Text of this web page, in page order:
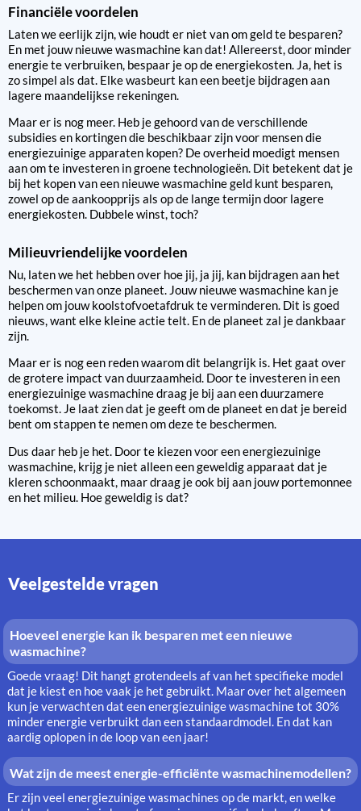
Financiële voordelen
Laten we eerlijk zijn, wie houdt er niet van om geld te besparen?
En met jouw nieuwe wasmachine kan dat! Allereerst, door minder
energie te verbruiken, bespaar je op de energiekosten. Ja, het is
zo simpel als dat. Elke wasbeurt kan een beetje bijdragen aan
lagere maandelijkse rekeningen.
Maar er is nog meer. Heb je gehoord van de verschillende
subsidies en kortingen die beschikbaar zijn voor mensen die
energiezuinige apparaten kopen? De overheid moedigt mensen
aan om te investeren in groene technologieën. Dit betekent dat je
bij het kopen van een nieuwe wasmachine geld kunt besparen,
zowel op de aankoopprijs als op de lange termijn door lagere
energiekosten. Dubbele winst, toch?
Milieuvriendelijke voordelen
Nu, laten we het hebben over hoe jij, ja jij, kan bijdragen aan het
beschermen van onze planeet. Jouw nieuwe wasmachine kan je
helpen om jouw koolstofvoetafdruk te verminderen. Dit is goed
nieuws, want elke kleine actie telt. En de planeet zal je dankbaar
zijn.
Maar er is nog een reden waarom dit belangrijk is. Het gaat over
de grotere impact van duurzaamheid. Door te investeren in een
energiezuinige wasmachine draag je bij aan een duurzamere
toekomst. Je laat zien dat je geeft om de planeet en dat je bereid
bent om stappen te nemen om deze te beschermen.
Dus daar heb je het. Door te kiezen voor een energiezuinige
wasmachine, krijg je niet alleen een geweldig apparaat dat je
kleren schoonmaakt, maar draag je ook bij aan jouw portemonnee
en het milieu. Hoe geweldig is dat?
Veelgestelde vragen
Hoeveel energie kan ik besparen met een nieuwe
wasmachine?
Goede vraag! Dit hangt grotendeels af van het specifieke model
dat je kiest en hoe vaak je het gebruikt. Maar over het algemeen
kun je verwachten dat een energiezuinige wasmachine tot 30%
minder energie verbruikt dan een standaardmodel. En dat kan
aardig oplopen in de loop van een jaar!
Wat zijn de meest energie-efficiënte wasmachinemodellen?
Er zijn veel energiezuinige wasmachines op de markt, en welke